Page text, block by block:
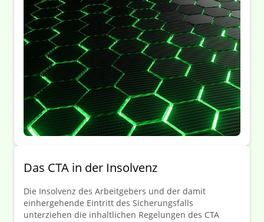
Das CTA in der Insolvenz
Die Insolvenz des Arbeitgebers und der damit
einhergehende Eintritt des Sicherungsfalls
unterziehen die inhaltlichen Regelungen des CTA